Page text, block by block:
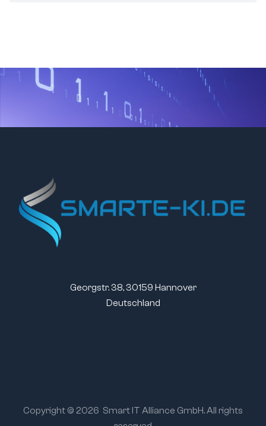
Georgstr. 38, 30159 Hannover
Deutschland
Copyright © 2026 Smart IT Alliance GmbH. All rights